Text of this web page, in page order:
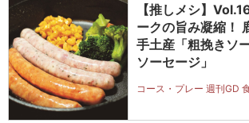
【推しメシ】
ークの旨み凝縮！
手土産「粗挽きソ
ソーセージ」
コース・プレー 週刊GD